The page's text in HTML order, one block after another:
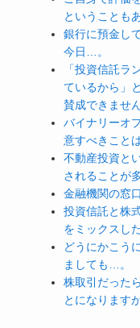
ということも
銀行に預金し
今日…。
「投資信託ラ
ているから」
賛成できませ
バイナリーオ
意すべきこと
不動産投資と
されることが
金融機関の窓
投資信託と株
をミックスし
どうにかこう
ましても…。
株取引だった
とになります